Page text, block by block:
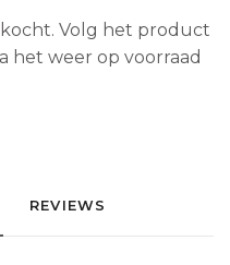
Volg het product
het weer op voorraad
REVIEWS